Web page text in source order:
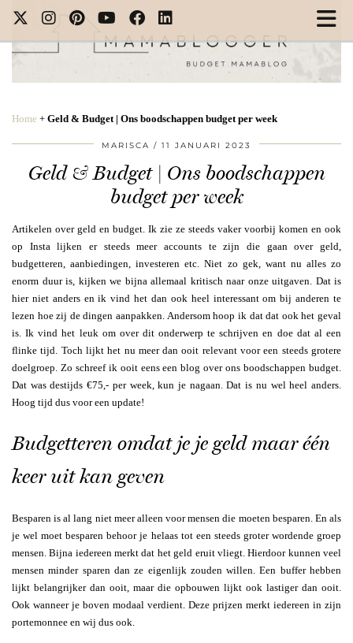
Home + Geld & Budget | Ons boodschappen budget per week
MARISCA 11 JANUARI 2023
Geld & Budget | Ons boodschappen
budget per week
Artikelen over geld en budget. Ik zie ze steeds vaker voorbij komen en ook
op Insta lijken er steeds meer accounts te zijn die gaan over geld,
budgetteren, aanbiedingen, investeren etc. Niet zo gek, want nu alles zo
enorm duur is, kijken we bijna allemaal kritisch naar onze uitgaven. Dat is
hier niet anders en ik vind het dan ook heel interessant om bij anderen te
lezen hoe zij de dingen aanpakken. Andersom hoop ik dat dat ook het geval
is. Ik vind het leuk om over dit onderwerp te schrijven en doe dat al een
flinke tijd. Toch lijkt het nu meer dan ooit relevant voor een steeds grotere
doelgroep. Zo schreef ik ooit eens een blog over ons boodschappen budget.
Dat was destijds €75,- per week, kun je nagaan. Dat is nu wel heel anders.
Hoog tijd dus voor een update!
Budgetteren omdat je je geld maar één
keer uit kan geven
Besparen is al lang niet meer alleen voor mensen die moeten besparen. En als
je wel moet besparen behoor je helaas tot een steeds groter wordende groep
mensen. Bijna iedereen merkt dat het geld eruit vliegt. Hierdoor kunnen veel
mensen minder sparen dan ze eigenlijk zouden willen. Een buffer hebben
lijkt belangrijker dan ooit, maar die opbouwen lijkt ook lastiger dan ooit.
Ook wanneer je boven modaal verdient. Deze prijzen merkt iedereen in zijn
portemonnee en wij dus ook.